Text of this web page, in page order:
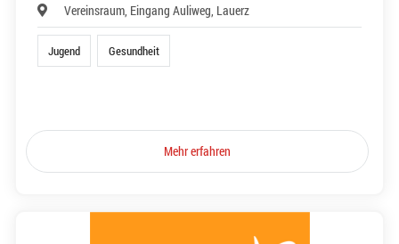
Vereinsraum, Eingang Auliweg, Lauerz
Jugend Gesundheit
Mehr erfahren